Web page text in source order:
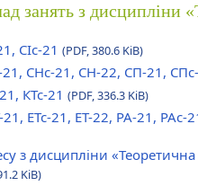
занять з дисципліни
СІс-21 (PDF, 380.6 KiB)
СНс-21, СН-22, СП-21,
КТс-21 (PDF, 336.3 KiB)
ЕТс-21, ЕТ-22, РА-21, РАс-
з дисципліни
KiB)